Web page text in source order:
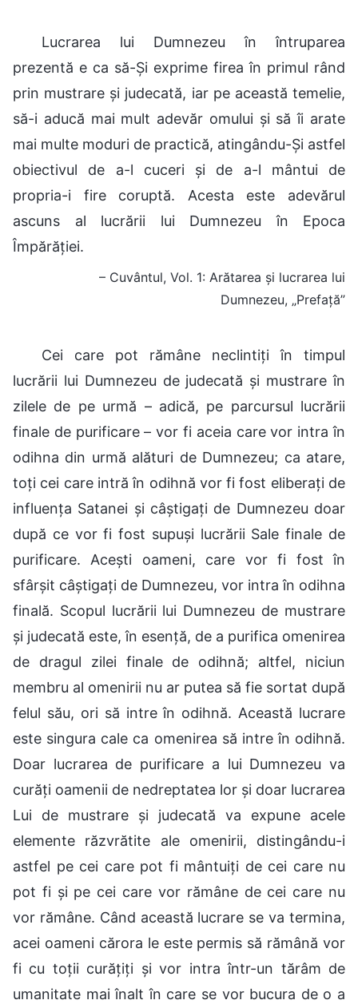
Lucrarea lui Dumnezeu în întruparea
prezentă e ca să-Și exprime firea în primul rând
prin mustrare și judecată, iar pe această temelie,
să-i aducă mai mult adevăr omului și să îi arate
mai multe moduri de practică, atingându-Și astfel
obiectivul de a-l cuceri și de a-l mântui de
propria-i fire coruptă. Acesta este adevărul
ascuns al lucrării lui Dumnezeu în Epoca
Împărăției.
– Cuvântul, Vol. 1: Arătarea și lucrarea lui
Dumnezeu, „Prefață”
Cei care pot rămâne neclintiți în timpul
lucrării lui Dumnezeu de judecată și mustrare în
zilele de pe urmă – adică, pe parcursul lucrării
finale de purificare – vor fi aceia care vor intra în
odihna din urmă alături de Dumnezeu; ca atare,
toți cei care intră în odihnă vor fi fost eliberați de
influența Satanei și câștigați de Dumnezeu doar
după ce vor fi fost supuși lucrării Sale finale de
purificare. Acești oameni, care vor fi fost în
sfârșit câștigați de Dumnezeu, vor intra în odihna
finală. Scopul lucrării lui Dumnezeu de mustrare
și judecată este, în esență, de a purifica omenirea
de dragul zilei finale de odihnă; altfel, niciun
membru al omenirii nu ar putea să fie sortat după
felul său, ori să intre în odihnă. Această lucrare
este singura cale ca omenirea să intre în odihnă.
Doar lucrarea de purificare a lui Dumnezeu va
curăți oamenii de nedreptatea lor și doar lucrarea
Lui de mustrare și judecată va expune acele
elemente răzvrătite ale omenirii, distingându-i
astfel pe cei care pot fi mântuiți de cei care nu
pot fi și pe cei care vor rămâne de cei care nu
vor rămâne. Când această lucrare se va termina,
acei oameni cărora le este permis să rămână vor
fi cu toții curățiți și vor intra într-un tărâm de
umanitate mai înalt în care se vor bucura de o a